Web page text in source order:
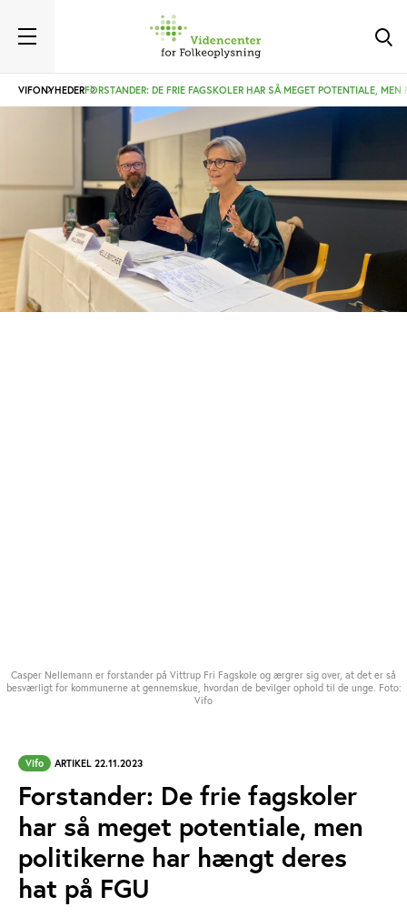
VIFONYHEDERFORSTANDER: DE FRIE FAGSKOLER HAR SÅ MEGET POTENTIALE,
Casper Nellemann er forstander på Vittrup Fri Fagskole og ærgrer sig over, at det er så
besværligt for kommunerne at gennemskue, hvordan de bevilger ophold til de unge. Foto:
Vifo
Vifo ARTIKEL 22.11.2023
Forstander: De frie fagskoler
har så meget potentiale, men
politikerne har hængt deres
hat på FGU